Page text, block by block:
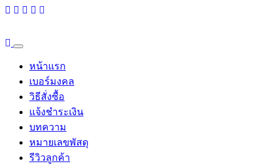
หน้าแรก
เบอร์มงคล
วิธีสั่งซื้อ
แจ้งชำระเงิน
บทความ
หมายเลขพัสดุ
รีวิวลูกค้า